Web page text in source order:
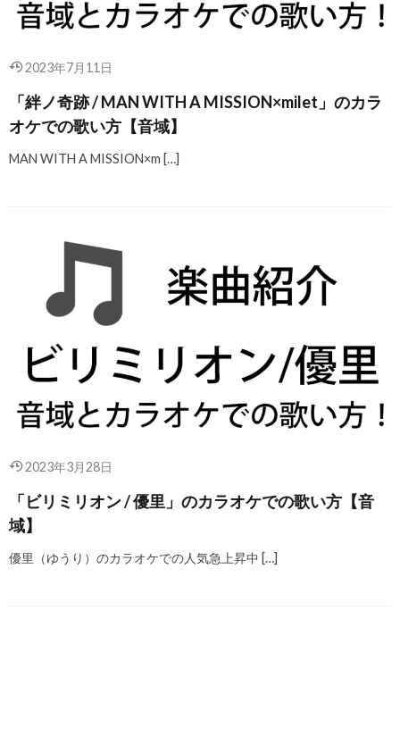
2023年7月11日
「絆ノ奇跡 / MAN WITH A MISSION×milet」のカラ
オケでの歌い方【音域】
MAN WITH A MISSION×m […]
2023年3月28日
「ビリミリオン / 優里」のカラオケでの歌い方【音
域】
優里（ゆうり）のカラオケでの人気急上昇中 […]